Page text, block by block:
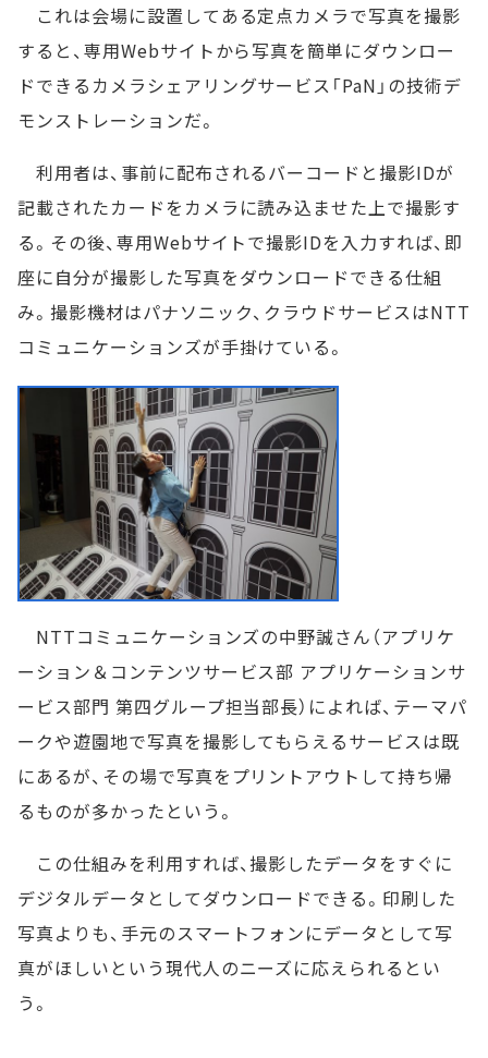
これは会場に設置してある定点カメラで写真を撮影
すると、専用Webサイトから写真を簡単にダウンロー
ドできるカメラシェアリングサービス「PaN」の技術デ
モンストレーションだ。
利用者は、事前に配布されるバーコードと撮影IDが
記載されたカードをカメラに読み込ませた上で撮影す
る。その後、専用Webサイトで撮影IDを入力すれば、即
座に自分が撮影した写真をダウンロードできる仕組
み。撮影機材はパナソニック、クラウドサービスはNTT
コミュニケーションズが手掛けている。
NTTコミュニケーションズの中野誠さん（アプリケ
ーション＆コンテンツサービス部 アプリケーションサ
ービス部門 第四グループ担当部長）によれば、テーマパ
ークや遊園地で写真を撮影してもらえるサービスは既
にあるが、その場で写真をプリントアウトして持ち帰
るものが多かったという。
この仕組みを利用すれば、撮影したデータをすぐに
デジタルデータとしてダウンロードできる。印刷した
写真よりも、手元のスマートフォンにデータとして写
真がほしいという現代人のニーズに応えられるとい
う。